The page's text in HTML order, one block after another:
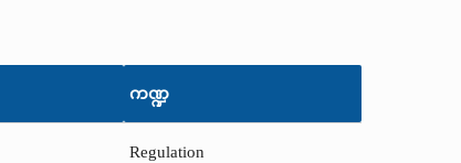
ကဏ္ဍ
Regulation